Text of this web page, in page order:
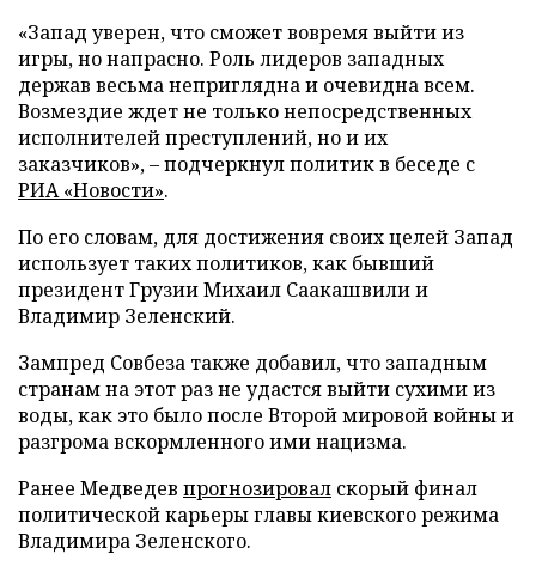
«Запад уверен, что сможет вовремя выйти из
игры, но напрасно. Роль лидеров западных
держав весьма неприглядна и очевидна всем.
Возмездие ждет не только непосредственных
исполнителей преступлений, но и их
заказчиков», – подчеркнул политик в беседе с
РИА «Новости».
По его словам, для достижения своих целей Запад
использует таких политиков, как бывший
президент Грузии Михаил Саакашвили и
Владимир Зеленский.
Зампред Совбеза также добавил, что западным
странам на этот раз не удастся выйти сухими из
воды, как это было после Второй мировой войны и
разгрома вскормленного ими нацизма.
Ранее Медведев прогнозировал скорый финал
политической карьеры главы киевского режима
Владимира Зеленского.